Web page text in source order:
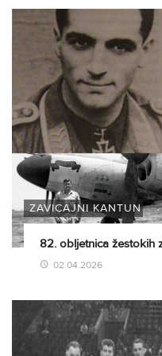
ZAVIČAJNI KANTUN
82. obljetnica žestokih
02.04.2026